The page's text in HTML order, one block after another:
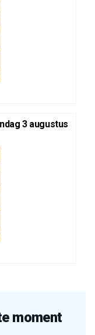
3 augustus
moment